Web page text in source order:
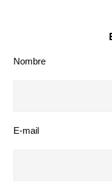
Nombre
E-mail